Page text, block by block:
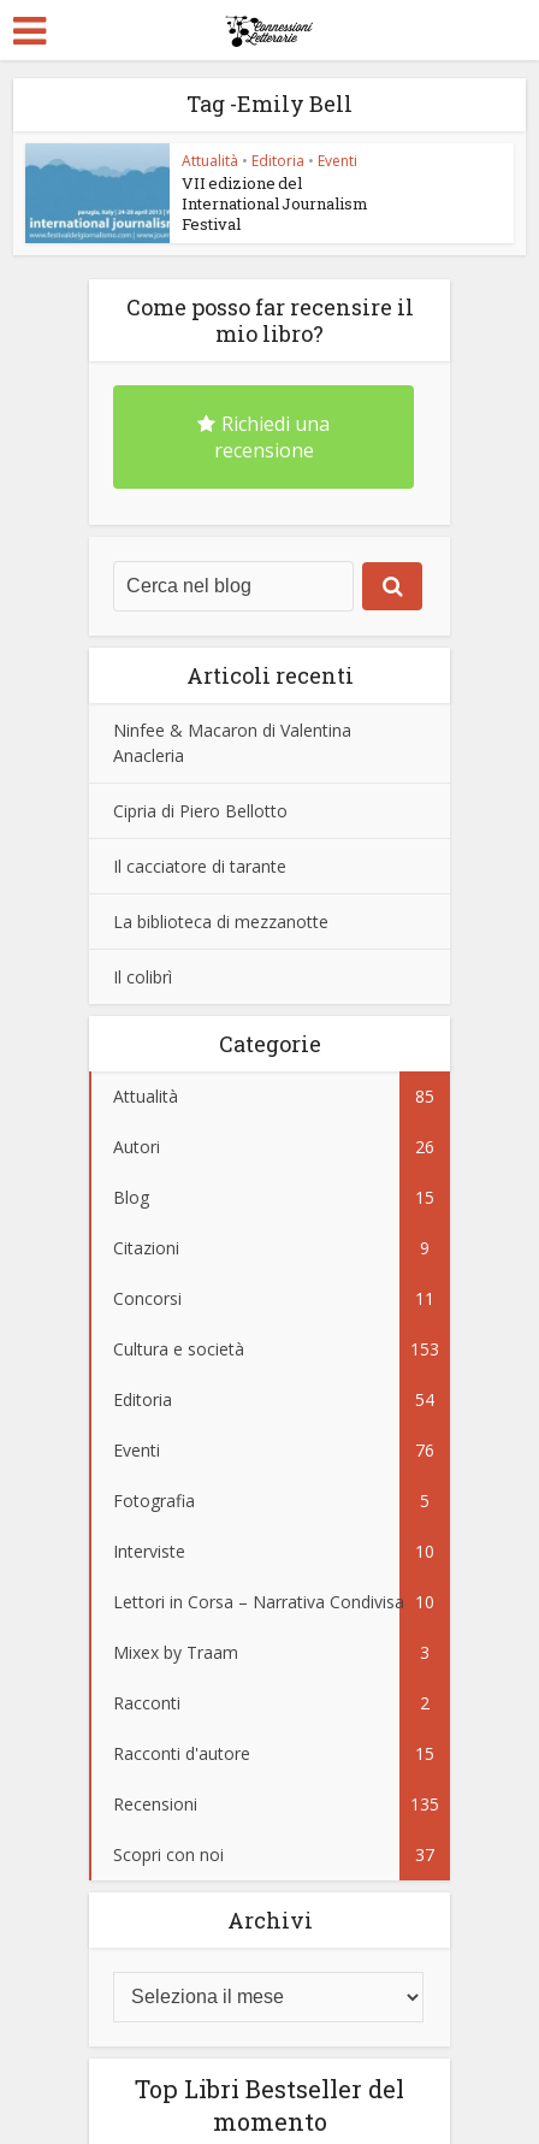
Tag -Emily Bell
Attualità • Editoria • Eventi
VII edizione del
International Journalism
Festival
Come posso far recensire il
mio libro?
Richiedi una
recensione
Articoli recenti
Ninfee & Macaron di Valentina
Anacleria
Cipria di Piero Bellotto
Il cacciatore di tarante
La biblioteca di mezzanotte
Il colibrì
Categorie
Attualità 85
Autori 26
Blog 15
Citazioni 9
Concorsi 11
Cultura e società 153
Editoria 54
Eventi 76
Fotografia 5
Interviste 10
Lettori in Corsa – Narrativa Condivisa 10
Mixex by Traam 3
Racconti 2
Racconti d'autore 15
Recensioni 135
Scopri con noi 37
Archivi
Top Libri Bestseller del
momento